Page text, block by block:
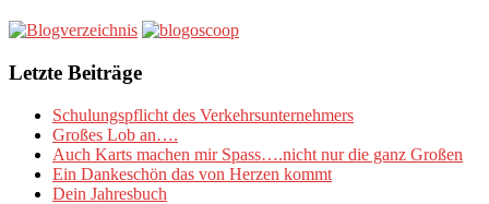
Letzte Beiträge
Schulungspflicht des Verkehrsunternehmers
Großes Lob an….
Auch Karts machen mir Spass….nicht nur die ganz Großen
Ein Dankeschön das von Herzen kommt
Dein Jahresbuch